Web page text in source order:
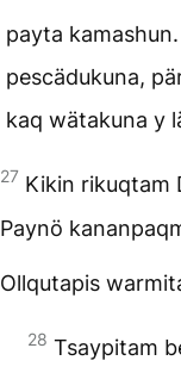
payta kamashun.
pescädukuna,
kaq wätakuna y
27 Kikin rikuqtam
Paynö
Ollqutapis
28 Tsaypitam